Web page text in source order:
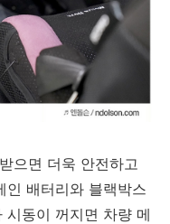
으면 더욱 안전하고
인 배터리와 블랙박스
시동이 꺼지면 차량 메